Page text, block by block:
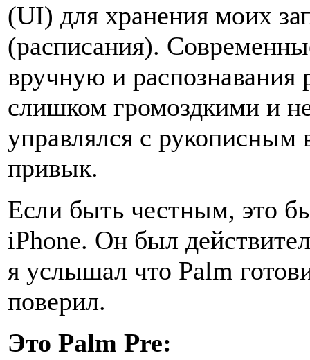
(UI) для хранения моих
(расписания).
вручную и распознавания
слишком громоздкими и
управлялся с рукописным
привык.
Если быть честным, это
iPhone. Он был
я услышал что Palm
поверил.
Это Palm Pre: